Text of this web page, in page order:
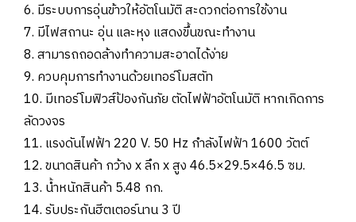
6. มีระบบการอุ่นข้าวให้อัตโนมัติ สะดวกต่อการใช้งาน
7. มีไฟสถานะ อุ่น และหุง แสดงขึ้นขณะทำงาน
8. สามารถถอดล้างทำความสะอาดได้ง่าย
9. ควบคุมการทำงานด้วยเทอร์โมสตัท
10. มีเทอร์โมฟิวส์ป้องกันภัย ตัดไฟฟ้าอัตโนมัติ หากเกิดการ
ลัดวงจร
11. แรงดันไฟฟ้า 220 V. 50 Hz กำลังไฟฟ้า 1600 วัตต์
12. ขนาดสินค้า กว้าง x ลึก x สูง 46.5×29.5×46.5 ซม.
13. น้ำหนักสินค้า 5.48 กก.
14. รับประกันฮีตเตอร์นาน 3 ปี